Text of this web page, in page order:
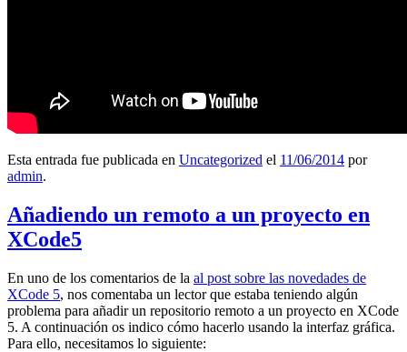
Esta entrada fue publicada en Uncategorized el 11/06/2014 por
admin.
Añadiendo un remoto a un proyecto en
XCode5
En uno de los comentarios de la al post sobre las novedades de
XCode 5, nos comentaba un lector que estaba teniendo algún
problema para añadir un repositorio remoto a un proyecto en XCode
5. A continuación os indico cómo hacerlo usando la interfaz gráfica.
Para ello, necesitamos lo siguiente: